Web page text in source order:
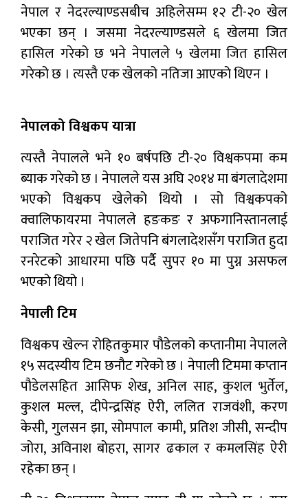
नेपाल र नेदरल्याण्डसबीच अहिलेसम्म १२ टी-२० खेल
भएका छन् । जसमा नेदरल्याण्डसले ६ खेलमा जित
हासिल गरेको छ भने नेपालले ५ खेलमा जित हासिल
गरेको छ । त्यस्तै एक खेलको नतिजा आएको थिएन ।
नेपालको विश्वकप यात्रा
त्यस्तै नेपालले भने १० बर्षपछि टी-२० विश्वकपमा कम
ब्याक गरेको छ । नेपालले यस अघि २०१४ मा बंगलादेशमा
भएको विश्वकप खेलेको थियो । सो विश्वकपको
क्वालिफायरमा नेपालले हङकङ र अफगानिस्तानलाई
पराजित गरेर २ खेल जितेपनि बंगलादेशसँग पराजित हुदा
रनरेटको आधारमा पछि पर्दै सुपर १० मा पुग्न असफल
भएको थियो ।
नेपाली टिम
विश्वकप खेल्न रोहितकुमार पौडेलको कप्तानीमा नेपालले
१५ सदस्यीय टिम छनौट गरेको छ । नेपाली टिममा कप्तान
पौडेलसहित आसिफ शेख, अनिल साह, कुशल भुर्तेल,
कुशल मल्ल, दीपेन्द्रसिंह ऐरी, ललित राजवंशी, करण
केसी, गुलसन झा, सोमपाल कामी, प्रतिश जीसी, सन्दीप
जोरा, अविनाश बोहरा, सागर ढकाल र कमलसिंह ऐरी
रहेका छन् ।